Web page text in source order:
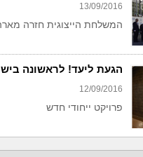
13/09/2016
המשלחת הייצוגית חזרה
הגעת ליעד! לראשונה
12/09/2016
פרויקט ייחודי חדש